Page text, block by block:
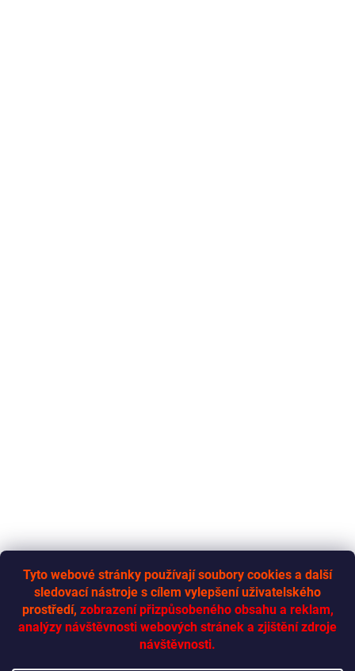
Tyto webové stránky používají soubory cookies a další
sledovací nástroje s cílem vylepšení uživatelského
prostředí, zobrazení přizpůsobeného obsahu a reklam,
analýzy návštěvnosti webových stránek a zjištění zdroje
návštěvnosti.
RYCHLÁ-DODÁVKA.CZ